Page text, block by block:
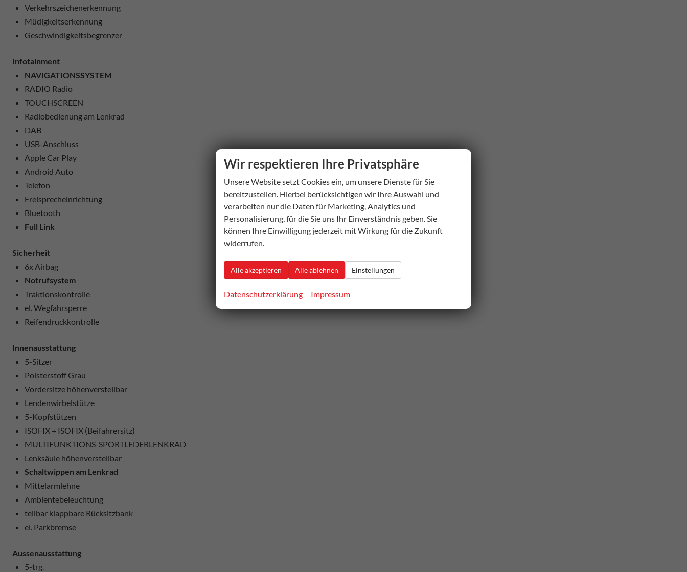
Verkehrszeichenerkennung
Müdigkeitserkennung
Geschwindigkeitsbegrenzer
Infotainment
NAVIGATIONSSYSTEM
RADIO Radio
TOUCHSCREEN
Radiobedienung am Lenkrad
DAB
USB-Anschluss
Apple Car Play
Android Auto
Telefon
Freisprecheinrichtung
Bluetooth
Full Link
Sicherheit
6x Airbag
Notrufsystem
Traktionskontrolle
el. Wegfahrsperre
Reifendruckkontrolle
Innenausstattung
5-Sitzer
Polsterstoff Grau
Vordersitze höhenverstellbar
Lendenwirbelstütze
5-Kopfstützen
ISOFIX + ISOFIX (Beifahrersitz)
MULTIFUNKTIONS-SPORTLEDERLENKRAD
Lenksäule höhenverstellbar
Schaltwippen am Lenkrad
Mittelarmlehne
Ambientebeleuchtung
teilbar klappbare Rücksitzbank
el. Parkbremse
Aussenausstattung
5-trg.
Wir respektieren Ihre Privatsphäre
Unsere Website setzt Cookies ein, um unsere Dienste für Sie
bereitzustellen. Hierbei berücksichtigen wir Ihre Auswahl und
verarbeiten nur die Daten für Marketing, Analytics und
Personalisierung, für die Sie uns Ihr Einverständnis geben. Sie
können Ihre Einwilligung jederzeit mit Wirkung für die Zukunft
widerrufen.
Alle akzeptieren Alle ablehnen Einstellungen
Datenschutzerklärung Impressum